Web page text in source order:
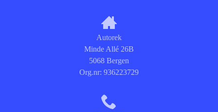
Autorek
Minde Allé 26B
5068 Bergen
Org.nr: 936223729